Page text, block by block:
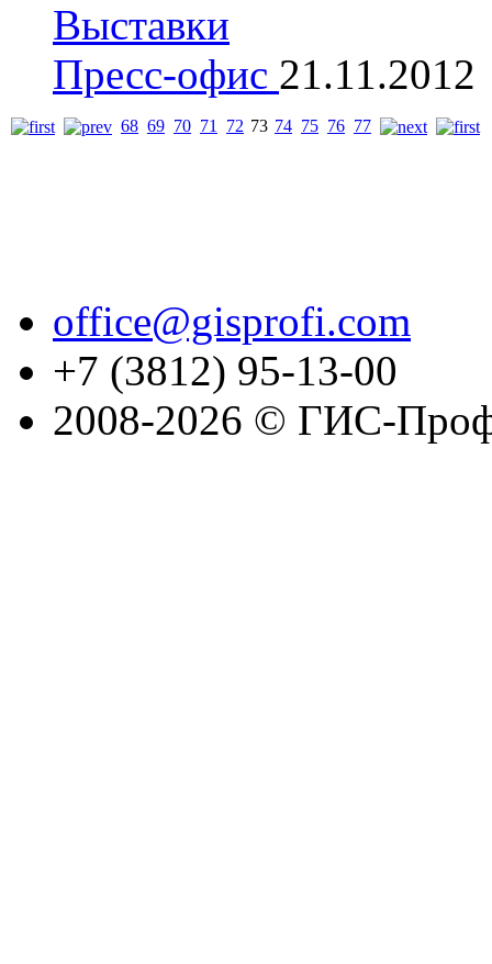
Выставки
Пресс-офис 21.11.2012
68 69 70 71 72 73 74 75 76 77
office@gisprofi.com
+7 (3812) 95-13-00
2008-2026 © ГИС-